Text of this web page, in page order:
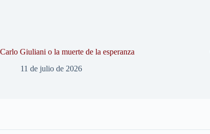
Carlo Giuliani o la muerte de la esperanza
11 de julio de 2026